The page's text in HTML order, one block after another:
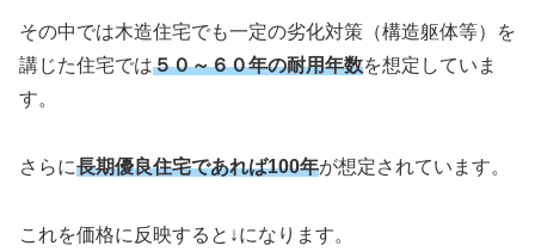
その中では木造住宅でも一定の劣化対策（構造躯体等）を
講じた住宅では５０～６０年の耐用年数を想定していま
す。
さらに長期優良住宅であれば100年が想定されています。
これを価格に反映すると↓になります。